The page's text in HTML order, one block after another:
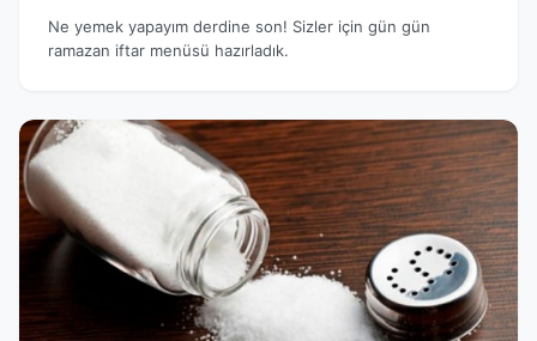
Ne yemek yapayım derdine son! Sizler için gün gün
ramazan iftar menüsü hazırladık.